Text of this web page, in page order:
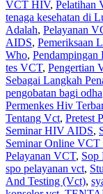
VCT HIV, Pelatihan
tenaga kesehatan di
Adalah, Pelayanan
AIDS, Pemeriksaan
Who,
tes VCT, Pengertian
Sebagai Langkah
pengobatan bagi odha
Permenkes Hiv
Tentang Vct, Pretest
Seminar HIV AIDS,
Seminar Online
Pelayanan VCT, Sop
spo pelayanan vct,
And Testing (Vct),